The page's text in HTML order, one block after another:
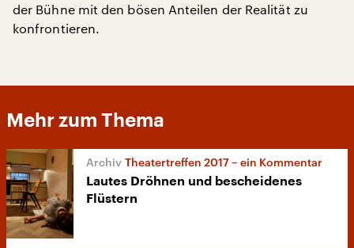
der Bühne mit den bösen Anteilen der Realität zu
konfrontieren.
Mehr zum Thema
Theatertreffen 2017 – ein Kommentar
Lautes Dröhnen und bescheidenes
Flüstern